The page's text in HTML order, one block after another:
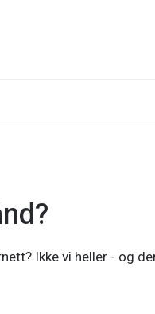
Ikke vi heller - og